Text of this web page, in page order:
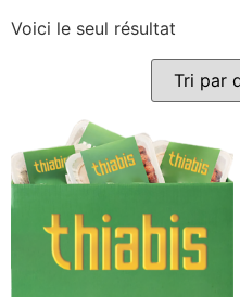
Voici le seul résultat